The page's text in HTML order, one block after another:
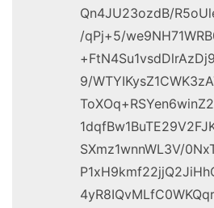
Qn4JU23ozdB/
/qPj+5/
9/
SXmz1wnnWL3V/